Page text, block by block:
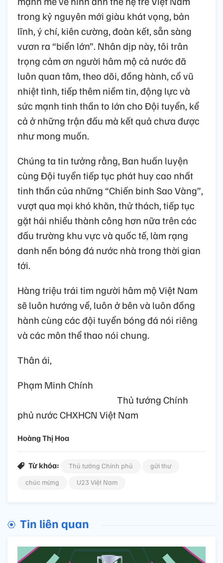
trong kỷ nguyên mới giàu khát vọng, bản
lĩnh, ý chí, kiên cường, đoàn kết, sẵn sàng
vươn ra “biển lớn”. Nhân dịp này, tôi trân
trọng cảm ơn người hâm mộ cả nước đã
luôn quan tâm, theo dõi, đồng hành, cổ vũ
nhiệt tình, tiếp thêm niềm tin, động lực và
sức mạnh tinh thần to lớn cho Đội tuyển, kể
cả ở những trận đấu mà kết quả chưa được
như mong muốn.
Chúng ta tin tưởng rằng, Ban huấn luyện
cùng Đội tuyển tiếp tục phát huy cao nhất
tinh thần của những “Chiến binh Sao Vàng”,
vượt qua mọi khó khăn, thử thách, tiếp tục
gặt hái nhiều thành công hơn nữa trên các
đấu trường khu vực và quốc tế, làm rạng
danh nền bóng đá nước nhà trong thời gian
tới.
Hàng triệu trái tim người hâm mộ Việt Nam
sẽ luôn hướng về, luôn ở bên và luôn đồng
hành cùng các đội tuyển bóng đá nói riêng
và các môn thể thao nói chung.
Thân ái,
Phạm Minh Chính
Thủ tướng Chính
phủ nước CHXHCN Việt Nam
Hoàng Thị Hoa
Từ khóa: Thủ tướng Chính phủ
gửi thư
chúc mừng
U23 Việt Nam
Tin liên quan